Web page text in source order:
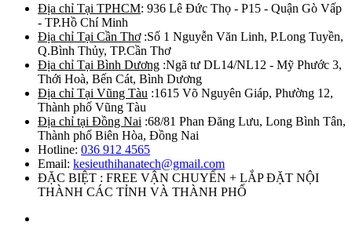
Địa chỉ Tại TPHCM: 936 Lê Đức Thọ - P15 - Quận Gò Vấp
- TP.Hồ Chí Minh
Địa chỉ Tại Cần Thơ:Số 1 Nguyễn Văn Linh, P.Long Tuyền,
Q.Bình Thủy, TP.Cần Thơ
Địa chỉ Tại Bình Dương :Ngã tư DL14/NL12 - Mỹ Phước 3,
Thới Hoà, Bến Cát, Bình Dương
Địa chỉ Tại Vũng Tàu :1615 Võ Nguyên Giáp, Phường 12,
Thành phố Vũng Tàu
Địa chỉ tại Đồng Nai :68/81 Phan Đăng Lưu, Long Bình Tân,
Thành phố Biên Hòa, Đồng Nai
Hotline: 036 912 4565
Email: kesieuthihanatech@gmail.com
ĐẶC BIỆT : FREE VẬN CHUYỂN + LẮP ĐẶT NỘI
THÀNH CÁC TỈNH VÀ THÀNH PHỐ